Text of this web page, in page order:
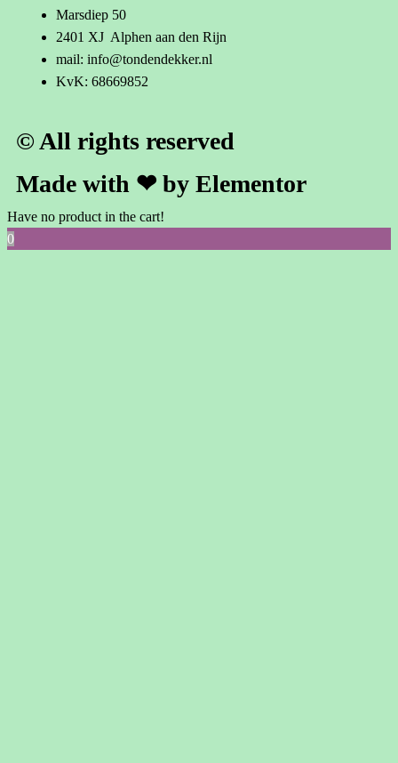
Marsdiep 50
2401 XJ Alphen aan den Rijn
mail: info@tondendekker.nl
KvK: 68669852
© All rights reserved
Made with ❤ by Elementor
Have no product in the cart!
0